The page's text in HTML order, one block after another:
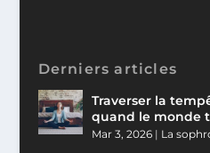
Derniers articles
Traverser la
quand le monde
Mar 3, 2026| La